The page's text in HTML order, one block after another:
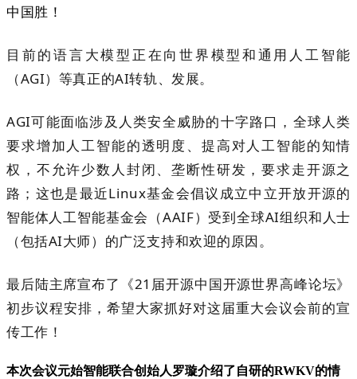
中国胜！
目前的语言大模型正在向世界模型和通用人工智能
（AGI） 等真正的AI转轨、发展。
AGI可能面临涉及 人类安全威胁的十字路口， 全球人类
要求增加人工智能的透明度、提高对人工智能的知情
权，不允许少数人 封闭、垄断性研发，要求走开源之
路；这也是最近Linux基金会倡议成立中立开放开源的
智能体人工智能基金会（AAIF） 受到全球AI组织和人士
（包括AI大师）的广泛支持和欢迎的原因。
最后陆主席宣布了《21届开源中国开源世界高峰论坛》
初步议程安排，希望大家抓好对这届重大会议会前的宣
传工作！
本次会议元始智能联合创始人罗璇介绍了自研的RWKV的情